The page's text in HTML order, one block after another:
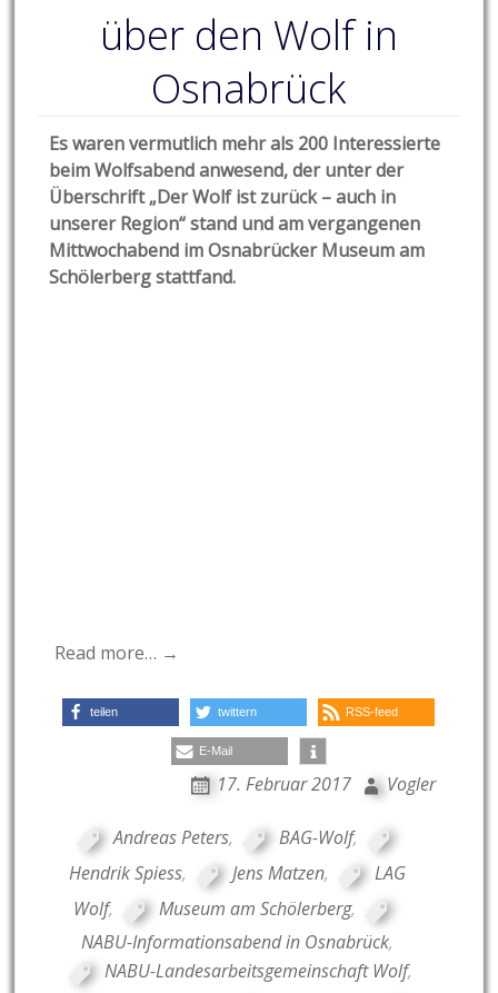
über den Wolf in
Osnabrück
Es waren vermutlich mehr als 200 Interessierte
beim Wolfsabend anwesend, der unter der
Überschrift „Der Wolf ist zurück – auch in
unserer Region“ stand und am vergangenen
Mittwochabend im Osnabrücker Museum am
Schölerberg stattfand.
Read more… →
teilen twittern RSS-feed
E-Mail
17. Februar 2017 Vogler
Andreas Peters, BAG-Wolf,
Hendrik Spiess, Jens Matzen,
LAG
Wolf, Museum am Schölerberg,
NABU-Informationsabend in Osnabrück,
NABU-Landesarbeitsgemeinschaft Wolf,